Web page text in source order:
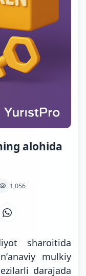
alohida
1,056
sharoitida
mulkiy
darajada